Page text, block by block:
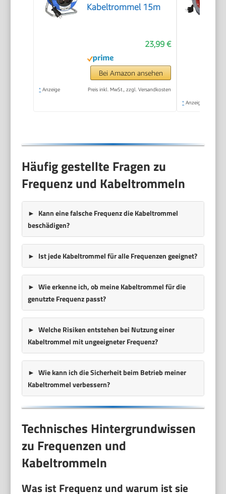
Kabeltrommel 15m
23,99 €
Bei Amazon ansehen
* Anzeige Preis inkl. MwSt., zzgl. Versandkosten
* Anzeige
Häufig gestellte Fragen zu
Frequenz und Kabeltrommeln
Kann eine falsche Frequenz die Kabeltrommel
beschädigen?
Ist jede Kabeltrommel für alle Frequenzen geeignet?
Wie erkenne ich, ob meine Kabeltrommel für die
genutzte Frequenz passt?
Welche Risiken entstehen bei Nutzung einer
Kabeltrommel mit ungeeigneter Frequenz?
Wie kann ich die Sicherheit beim Betrieb meiner
Kabeltrommel verbessern?
Technisches Hintergrundwissen
zu Frequenzen und
Kabeltrommeln
Was ist Frequenz und warum ist sie